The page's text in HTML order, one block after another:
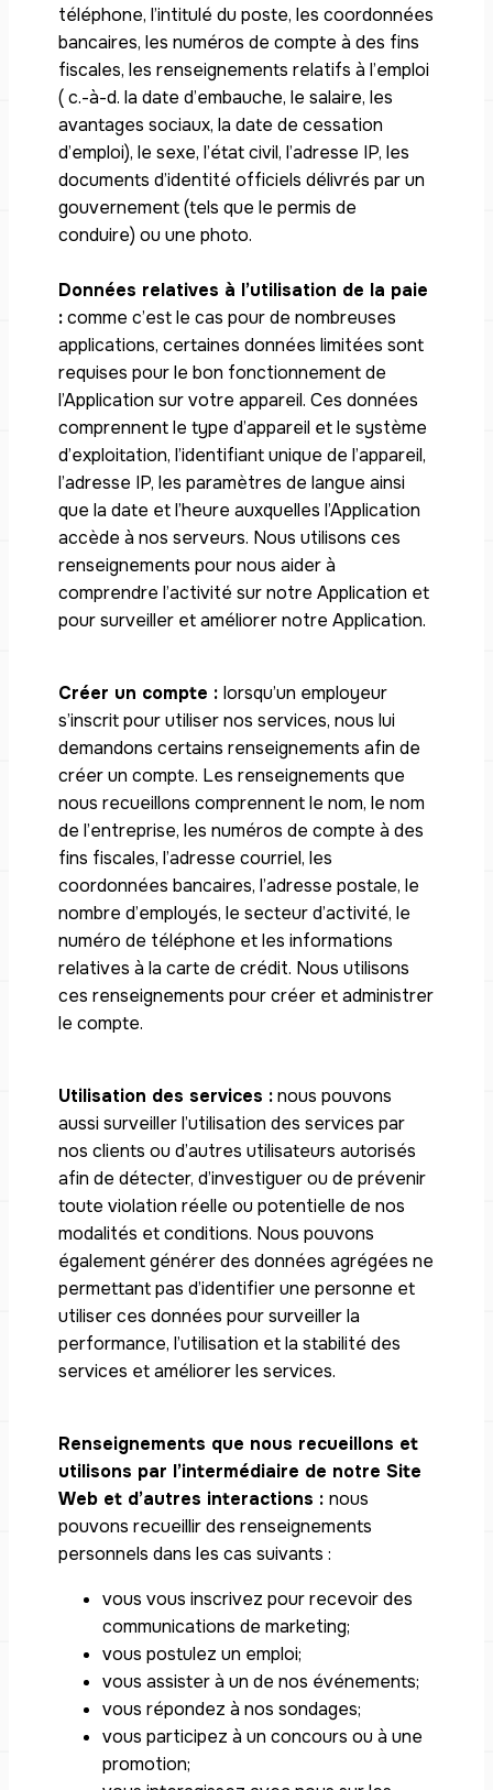
téléphone, l’intitulé du poste, les coordonnées
bancaires, les numéros de compte à des fins
fiscales, les renseignements relatifs à l’emploi
( c.-à-d. la date d’embauche, le salaire, les
avantages sociaux, la date de cessation
d’emploi), le sexe, l’état civil, l’adresse IP, les
documents d’identité officiels délivrés par un
gouvernement (tels que le permis de
conduire) ou une photo.
Données relatives à l’utilisation de la paie
:comme c’est le cas pour de nombreuses
applications, certaines données limitées sont
requises pour le bon fonctionnement de
l’Application sur votre appareil. Ces données
comprennent le type d’appareil et le système
d’exploitation, l’identifiant unique de l’appareil,
l’adresse IP, les paramètres de langue ainsi
que la date et l’heure auxquelles l’Application
accède à nos serveurs. Nous utilisons ces
renseignements pour nous aider à
comprendre l’activité sur notre Application et
pour surveiller et améliorer notre Application.
Créer un compte : lorsqu’un employeur
s’inscrit pour utiliser nos services, nous lui
demandons certains renseignements afin de
créer un compte. Les renseignements que
nous recueillons comprennent le nom, le nom
de l’entreprise, les numéros de compte à des
fins fiscales, l’adresse courriel, les
coordonnées bancaires, l’adresse postale, le
nombre d’employés, le secteur d’activité, le
numéro de téléphone et les informations
relatives à la carte de crédit. Nous utilisons
ces renseignements pour créer et administrer
le compte.
Utilisation des services :nous pouvons
aussi surveiller l’utilisation des services par
nos clients ou d’autres utilisateurs autorisés
afin de détecter, d’investiguer ou de prévenir
toute violation réelle ou potentielle de nos
modalités et conditions. Nous pouvons
également générer des données agrégées ne
permettant pas d’identifier une personne et
utiliser ces données pour surveiller la
performance, l’utilisation et la stabilité des
services et améliorer les services.
Renseignements que nous recueillons et
utilisons par l’intermédiaire de notre Site
Web et d’autres interactions : nous
pouvons recueillir des renseignements
personnels dans les cas suivants :
vous vous inscrivez pour recevoir des
communications de marketing;
vous postulez un emploi;
vous assister à un de nos événements;
vous répondez à nos sondages;
vous participez à un concours ou à une
promotion;